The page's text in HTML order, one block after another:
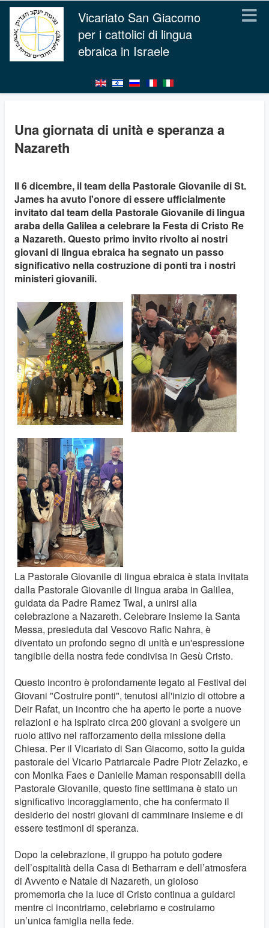
Vicariato San Giacomo
per i cattolici di lingua
ebraica in Israele
Una giornata di unità e speranza a
Nazareth
Il 6 dicembre, il team della Pastorale Giovanile di St.
James ha avuto l'onore di essere ufficialmente
invitato dal team della Pastorale Giovanile di lingua
araba della Galilea a celebrare la Festa di Cristo Re
a Nazareth. Questo primo invito rivolto ai nostri
giovani di lingua ebraica ha segnato un passo
significativo nella costruzione di ponti tra i nostri
ministeri giovanili.
La Pastorale Giovanile di lingua ebraica è stata invitata
dalla Pastorale Giovanile di lingua araba in Galilea,
guidata da Padre Ramez Twal, a unirsi alla
celebrazione a Nazareth. Celebrare insieme la Santa
Messa, presieduta dal Vescovo Rafic Nahra, è
diventato un profondo segno di unità e un'espressione
tangibile della nostra fede condivisa in Gesù Cristo.
Questo incontro è profondamente legato al Festival dei
Giovani "Costruire ponti", tenutosi all'inizio di ottobre a
Deir Rafat, un incontro che ha aperto le porte a nuove
relazioni e ha ispirato circa 200 giovani a svolgere un
ruolo attivo nel rafforzamento della missione della
Chiesa. Per il Vicariato di San Giacomo, sotto la guida
pastorale del Vicario Patriarcale Padre Piotr Zelazko, e
con Monika Faes e Danielle Maman responsabili della
Pastorale Giovanile, questo fine settimana è stato un
significativo incoraggiamento, che ha confermato il
desiderio dei nostri giovani di camminare insieme e di
essere testimoni di speranza.
Dopo la celebrazione, il gruppo ha potuto godere
dell’ospitalità della Casa di Betharram e dell’atmosfera
di Avvento e Natale di Nazareth, un gioioso
promemoria che la luce di Cristo continua a guidarci
mentre ci incontriamo, celebriamo e costruiamo
un’unica famiglia nella fede.